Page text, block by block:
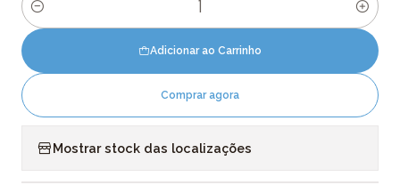
Quantidade
Adicionar ao Carrinho
Comprar agora
Mostrar stock das localizações